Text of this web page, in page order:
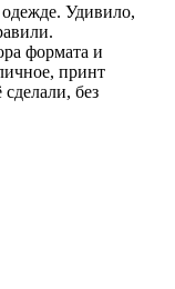
Удивило,
формата и
принт
без